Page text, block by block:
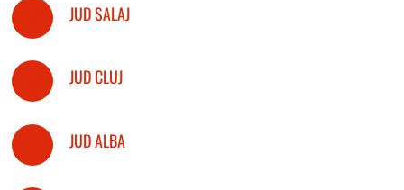
JUD SALAJ
JUD CLUJ
JUD ALBA